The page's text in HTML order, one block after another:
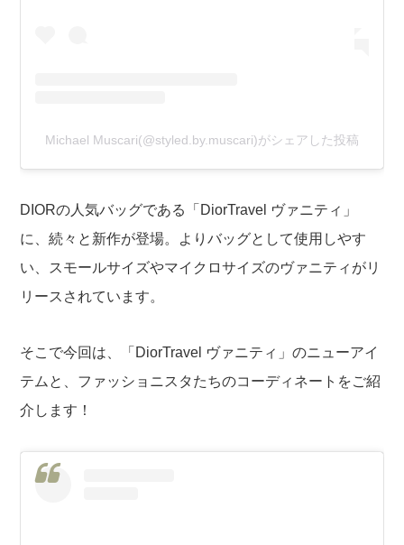
Michael Muscari(@styled.by.muscari)がシェアした投稿
DIORの人気バッグである「DiorTravel ヴァニティ」
に、続々と新作が登場。よりバッグとして使用しやす
い、スモールサイズやマイクロサイズのヴァニティがリ
リースされています。
そこで今回は、「DiorTravel ヴァニティ」のニューアイ
テムと、ファッショニスタたちのコーディネートをご紹
介します！